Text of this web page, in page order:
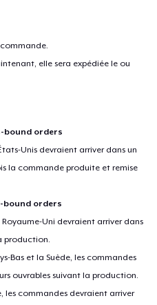
elle sera expédiée le ou
bound orders
Unis devraient arriver dans un
la commande produite et remise
bound orders
Uni devraient arriver dans
production.
Bas et la Suède, les commandes
ouvrables suivant la production.
les commandes devraient arriver